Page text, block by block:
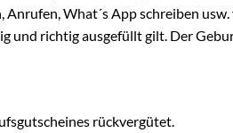
What´s App schreiben
und richtig ausgefüllt gilt. Der
rückvergütet.